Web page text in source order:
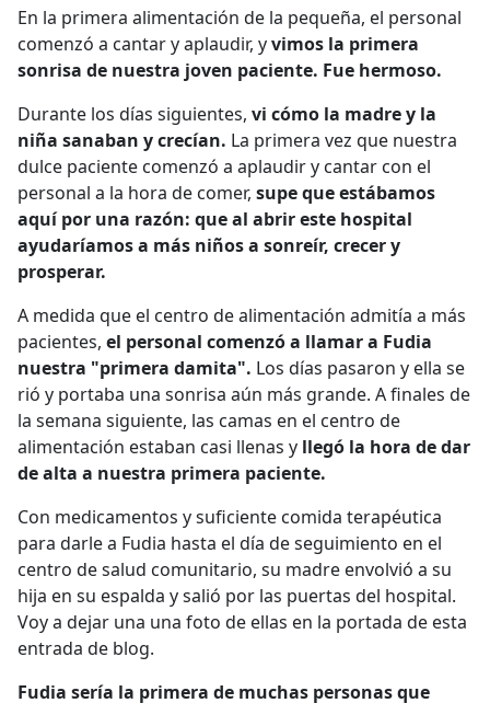
En la primera alimentación de la pequeña, el personal
comenzó a cantar y aplaudir, yvimos la primera
sonrisa de nuestra joven paciente. Fue hermoso.
Durante los días siguientes, vi cómo la madre y la
niña sanaban y crecían. La primera vez que nuestra
dulce paciente comenzó a aplaudir y cantar con el
personal a la hora de comer, supe que estábamos
aquí por una razón: que al abrir este hospital
ayudaríamos a más niños a sonreír, crecer y
prosperar.
A medida que el centro de alimentación admitía a más
pacientes, el personal comenzó a llamar a Fudia
nuestra "primera damita". Los días pasaron y ella se
rió y portaba una sonrisa aún más grande. A finales de
la semana siguiente, las camas en el centro de
alimentación estaban casi llenas y llegó la hora de dar
de alta a nuestra primera paciente.
Con medicamentos y suficiente comida terapéutica
para darle a Fudia hasta el día de seguimiento en el
centro de salud comunitario, su madre envolvió a su
hija en su espalda y salió por las puertas del hospital.
Voy a dejar una una foto de ellas en la portada de esta
entrada de blog.
Fudia sería la primera de muchas personas que